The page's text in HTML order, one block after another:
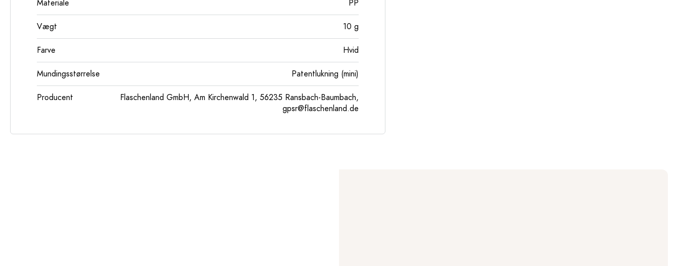
Materiale PP
Vægt 10 g
Farve Hvid
Mundingsstørrelse Patentlukning (mini)
Producent
Flaschenland GmbH, Am Kirchenwald 1, 56235 Ransbach-Baumbach,
gpsr@flaschenland.de